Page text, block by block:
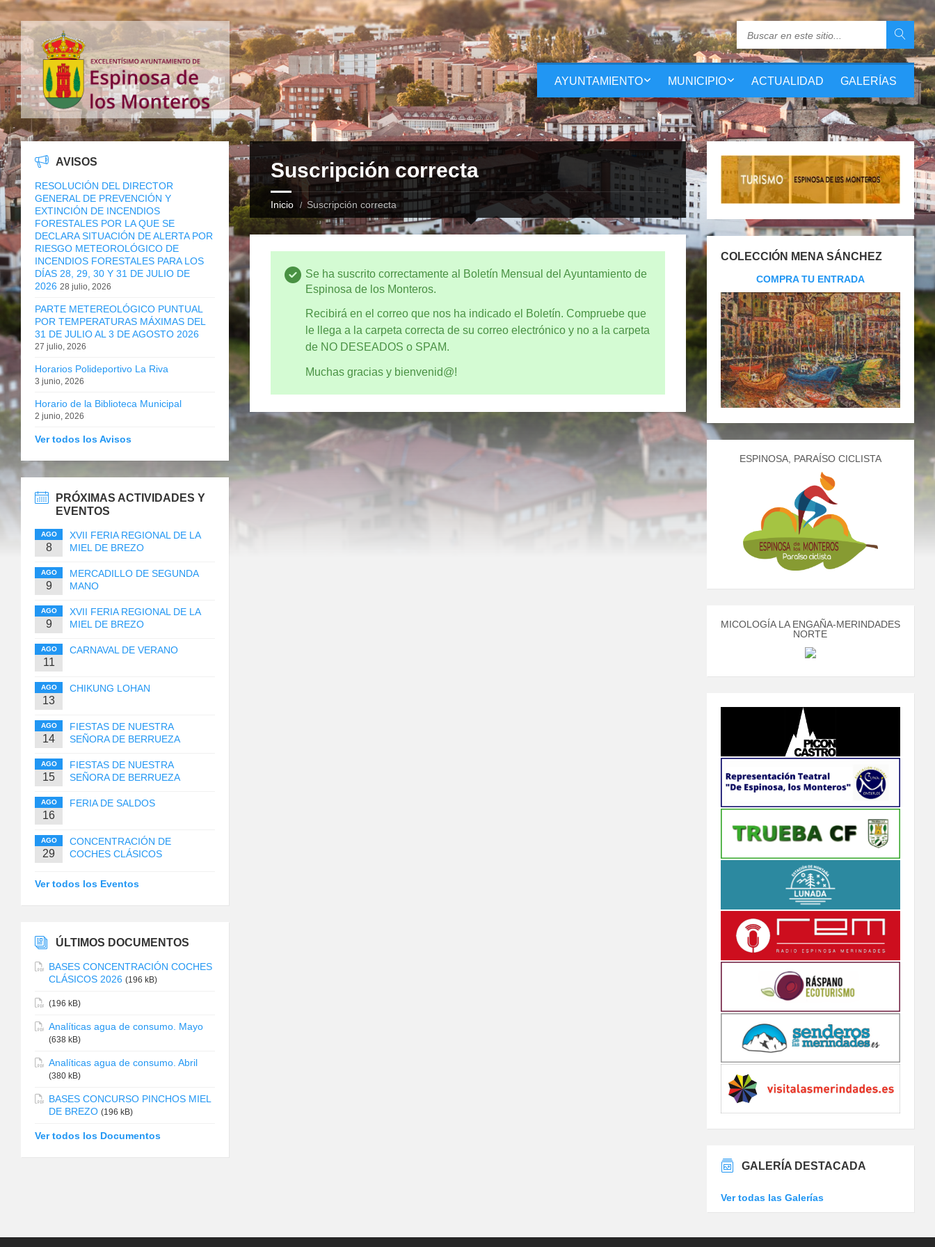
AYUNTAMIENTO MUNICIPIO ACTUALIDAD GALERÍAS
Suscripción correcta
Inicio Suscripción correcta
Se ha suscrito correctamente al Boletín Mensual del Ayuntamiento de
Espinosa de los Monteros.
Recibirá en el correo que nos ha indicado el Boletín. Compruebe que
le llega a la carpeta correcta de su correo electrónico y no a la carpeta
de NO DESEADOS o SPAM.
Muchas gracias y bienvenid@!
AVISOS
RESOLUCIÓN DEL DIRECTOR
GENERAL DE PREVENCIÓN Y
EXTINCIÓN DE INCENDIOS
FORESTALES POR LA QUE SE
DECLARA SITUACIÓN DE ALERTA POR
RIESGO METEOROLÓGICO DE
INCENDIOS FORESTALES PARA LOS
DÍAS 28, 29, 30 Y 31 DE JULIO DE
2026 28 julio, 2026
PARTE METEREOLÓGICO PUNTUAL
POR TEMPERATURAS MÁXIMAS DEL
31 DE JULIO AL 3 DE AGOSTO 2026
27 julio, 2026
Horarios Polideportivo La Riva
3 junio, 2026
Horario de la Biblioteca Municipal
2 junio, 2026
Ver todos los Avisos
PRÓXIMAS ACTIVIDADES Y
EVENTOS
AGO
8
XVII FERIA REGIONAL DE LA
MIEL DE BREZO
AGO
9
MERCADILLO DE SEGUNDA
MANO
AGO
9
XVII FERIA REGIONAL DE LA
MIEL DE BREZO
AGO
11
CARNAVAL DE VERANO
AGO
13
CHIKUNG LOHAN
AGO
14
FIESTAS DE NUESTRA
SEÑORA DE BERRUEZA
AGO
15
FIESTAS DE NUESTRA
SEÑORA DE BERRUEZA
AGO
16
FERIA DE SALDOS
AGO
29
CONCENTRACIÓN DE
COCHES CLÁSICOS
Ver todos los Eventos
ÚLTIMOS DOCUMENTOS
BASES CONCENTRACIÓN COCHES
CLÁSICOS 2026 (196 kB)
(196 kB)
Analíticas agua de consumo. Mayo
(638 kB)
Analíticas agua de consumo. Abril
(380 kB)
BASES CONCURSO PINCHOS MIEL
DE BREZO (196 kB)
Ver todos los Documentos
COLECCIÓN MENA SÁNCHEZ
COMPRA TU ENTRADA
ESPINOSA, PARAÍSO CICLISTA
MICOLOGÍA LA ENGAÑA-MERINDADES
NORTE
GALERÍA DESTACADA
Ver todas las Galerías